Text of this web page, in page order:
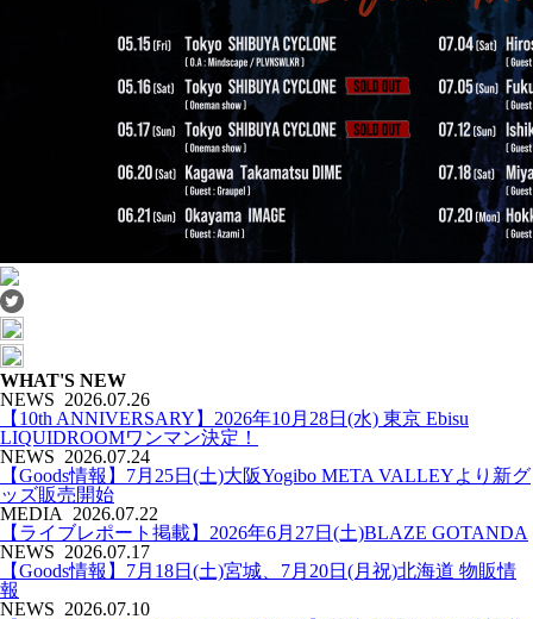
WHAT'S NEW
NEWS 2026.07.26
【10th ANNIVERSARY】2026年10月28日(水) 東京 Ebisu
LIQUIDROOMワンマン決定！
NEWS 2026.07.24
【Goods情報】7月25日(土)大阪Yogibo META VALLEYより新グ
ッズ販売開始
MEDIA
2026.07.22
【ライブレポート掲載】2026年6月27日(土)BLAZE GOTANDA
NEWS 2026.07.17
【Goods情報】7月18日(土)宮城、7月20日(月祝)北海道 物販情
報
NEWS 2026.07.10